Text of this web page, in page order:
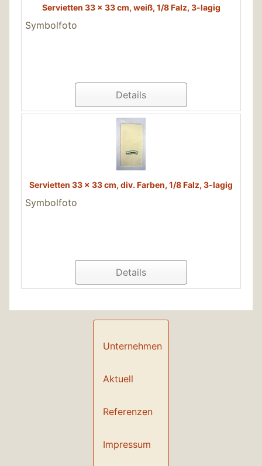
Servietten 33 x 33 cm, weiß, 1/8 Falz, 3-lagig
Symbolfoto
Details
Servietten 33 x 33 cm, div. Farben, 1/8 Falz, 3-lagig
Symbolfoto
Details
Unternehmen
Aktuell
Referenzen
Impressum